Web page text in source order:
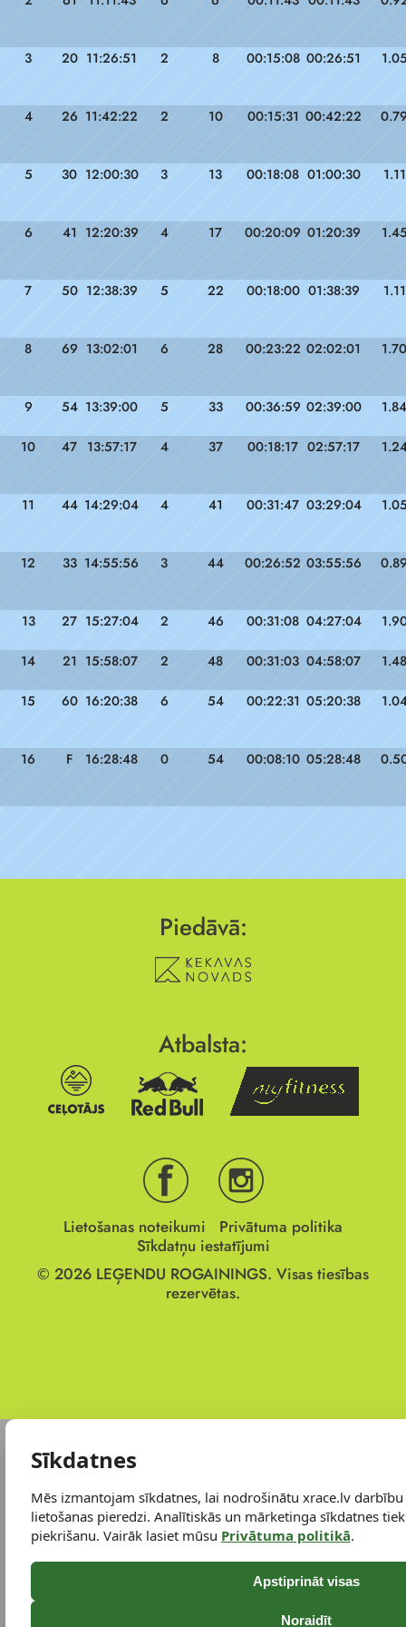
3 20 11:26:51 2 8 00:15:08 00:26:51
4 26 11:42:22 2 10 00:15:31 00:42:22
5 30 12:00:30 3 13 00:18:08 01:00:30 1.11
6 41 12:20:39 4 17 00:20:09 01:20:39
7 50 12:38:39 5 22 00:18:00 01:38:39 1.11
8 69 13:02:01 6 28 00:23:22 02:02:01 1.70
9 54 13:39:00 5 33 00:36:59 02:39:00 1.84
10 47 13:57:17 4 37 00:18:17 02:57:17
11 44 14:29:04 4 41 00:31:47 03:29:04
12 33 14:55:56 3 44 00:26:52 03:55:56
13 27 15:27:04 2 46 00:31:08 04:27:04
14 21 15:58:07 2 48 00:31:03 04:58:07 1.48
15 60 16:20:38 6 54 00:22:31 05:20:38
16 F 16:28:48 0 54 00:08:10 05:28:48
Piedāvā:
Atbalsta:
Lietošanas noteikumi
Privātuma politika
Sīkdatņu iestatījumi
© 2026 LEĢENDU ROGAININGS. Visas tiesības
rezervētas.
Sīkdatnes
Mēs izmantojam sīkdatnes, lai nodrošinātu xrace.lv
lietošanas pieredzi. Analītiskās un mārketinga sīkdatnes
piekrišanu. Vairāk lasiet mūsu Privātuma politikā.
Apstiprināt visas
Noraidīt